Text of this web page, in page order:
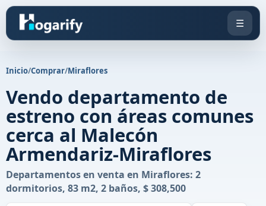
☰
Inicio/Comprar/Miraflores
Vendo departamento de
estreno con áreas comunes
cerca al Malecón
Armendariz-Miraflores
Departamentos en venta en Miraflores: 2
dormitorios, 83 m2, 2 baños, $ 308,500